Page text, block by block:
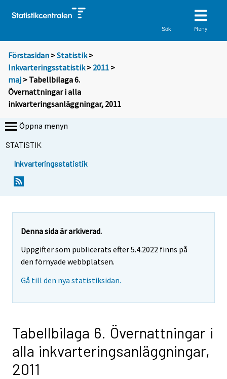
Sök Meny
Förstasidan >Statistik >
Inkvarteringsstatistik> 2011 >
maj > Tabellbilaga 6.
Övernattningar i alla
inkvarteringsanläggningar, 2011
Öppna menyn
STATISTIK
Inkvarteringsstatistik
Denna sida är arkiverad.
Uppgifter som publicerats efter 5.4.2022 finns på
den förnyade webbplatsen.
Gå till den nya statistiksidan.
Tabellbilaga 6. Övernattningar i
alla inkvarteringsanläggningar,
2011